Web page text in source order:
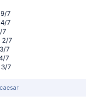
7
7
7
2/7
7
7
3/7